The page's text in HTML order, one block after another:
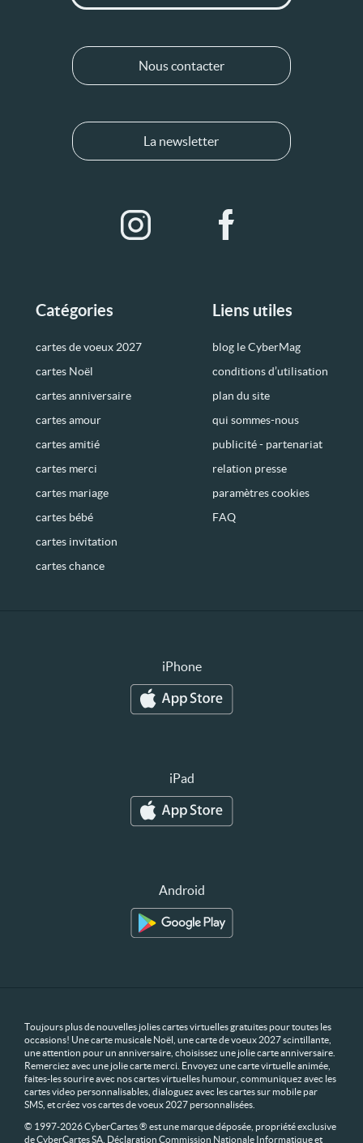
Catégories
cartes de voeux 2027
cartes Noël
cartes anniversaire
cartes amour
cartes amitié
cartes merci
cartes mariage
cartes bébé
cartes invitation
cartes chance
Liens utiles
blog le CyberMag
conditions d’utilisation
plan du site
qui sommes-nous
publicité - partenariat
relation presse
paramètres cookies
FAQ
Nous contacter
La newsletter
iPhone
iPad
Android
Toujours plus de nouvelles jolies cartes virtuelles gratuites pour toutes les
occasions! Une carte musicale Noël, une carte de voeux 2027 scintillante,
une attention pour un anniversaire, choisissez une jolie carte anniversaire.
Remerciez avec une jolie carte merci. Envoyez une carte virtuelle animée,
faites-les sourire avec nos cartes virtuelles humour, communiquez avec les
cartes video personnalisables, dialoguez avec les cartes sur mobile par
SMS, et créez vos cartes de voeux 2027 personnalisées.
© 1997-2026 CyberCartes ® est une marque déposée, propriété exclusive
de CyberCartes SA. Déclaration Commission Nationale Informatique et